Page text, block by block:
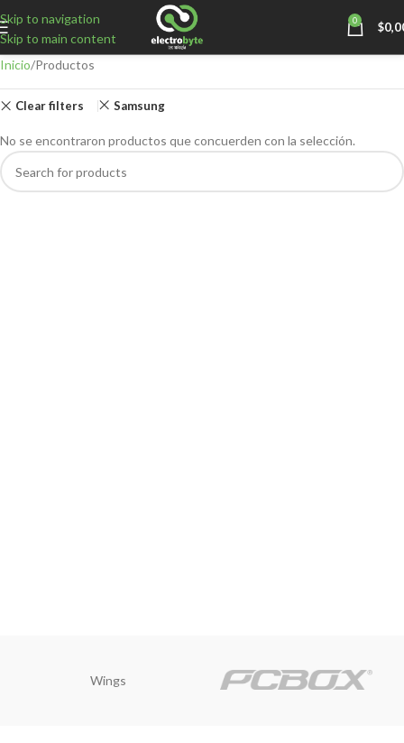
Skip to navigation
Skip to main content
0 $
Inicio Productos
Clear filters Samsung
No se encontraron productos que concuerden con la selección.
Wings